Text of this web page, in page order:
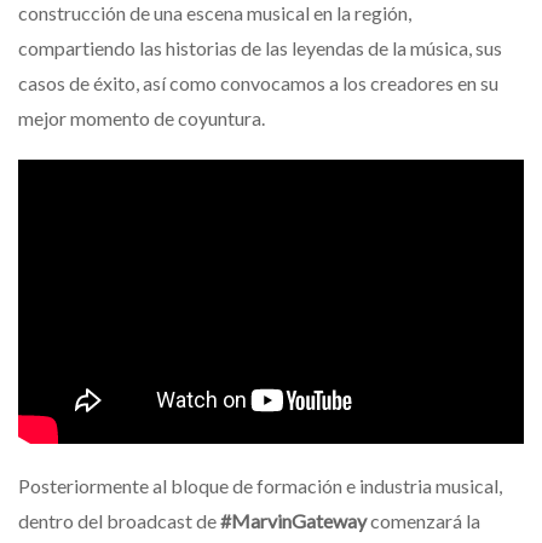
construcción de una escena musical en la región,
compartiendo las historias de las leyendas de la música, sus
casos de éxito, así como convocamos a los creadores en su
mejor momento de coyuntura.
Posteriormente al bloque de formación e industria musical,
dentro del broadcast de#MarvinGatewaycomenzará la